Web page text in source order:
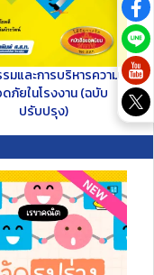
มและการบริหารความ
ภัยในโรงงาน (ฉบับ
ปรับปรุง)